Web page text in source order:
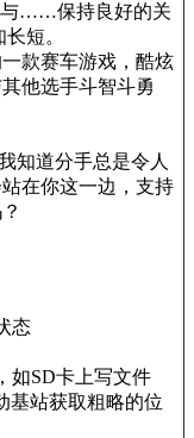
与……保持良好的关
短。
款赛车游戏，酷炫
他选手斗智斗勇
知道分手总是令人
在你这一边，支持
态
如SD卡上写文件
基站获取粗略的位